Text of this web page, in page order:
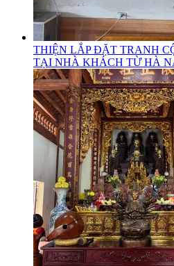
THIỆN LẮP ĐẶT TRANH
TẠI NHÀ KHÁCH TỪ HÀ